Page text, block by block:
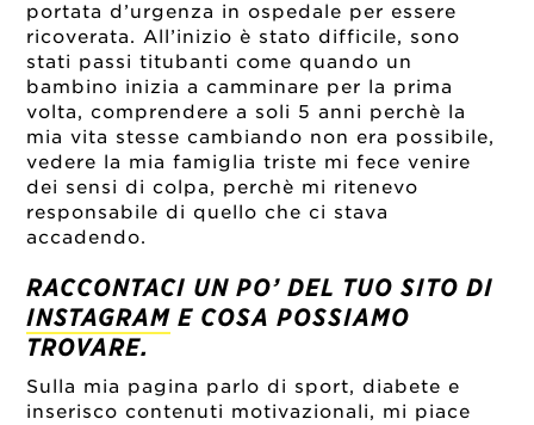
portata d’urgenza in ospedale per essere
ricoverata. All’inizio è stato difficile, sono
stati passi titubanti come quando un
bambino inizia a camminare per la prima
volta, comprendere a soli 5 anni perchè la
mia vita stesse cambiando non era possibile,
vedere la mia famiglia triste mi fece venire
dei sensi di colpa, perchè mi ritenevo
responsabile di quello che ci stava
accadendo.
RACCONTACI UN PO’ DEL TUO SITO DI
INSTAGRAM E COSA POSSIAMO
TROVARE.
Sulla mia pagina parlo di sport, diabete e
inserisco contenuti motivazionali, mi piace